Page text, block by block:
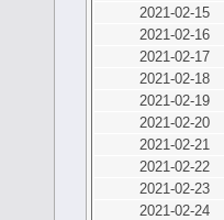
2021-02-15
2021-02-16
2021-02-17
2021-02-18
2021-02-19
2021-02-20
2021-02-21
2021-02-22
2021-02-23
2021-02-24